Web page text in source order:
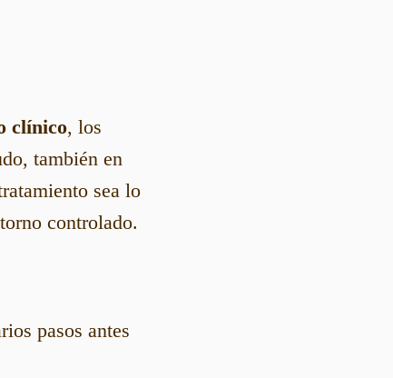
clínico, los
también en
sea lo
controlado.
pasos antes